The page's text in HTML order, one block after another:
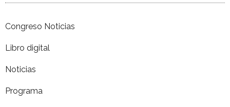
Congreso Noticias
Libro digital
Noticias
Programa